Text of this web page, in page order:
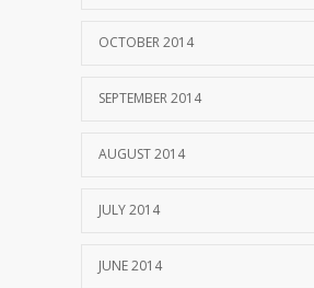
OCTOBER 2014
SEPTEMBER 2014
AUGUST 2014
JULY 2014
JUNE 2014